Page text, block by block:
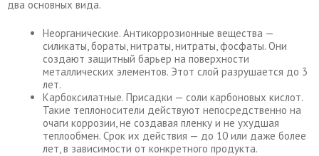
два основных вида.
Неорганические. Антикоррозионные вещества —
силикаты, бораты, нитраты, нитраты, фосфаты. Они
создают защитный барьер на поверхности
металлических элементов. Этот слой разрушается до 3
лет.
Карбоксилатные. Присадки — соли карбоновых кислот.
Такие теплоносители действуют непосредственно на
очаги коррозии, не создавая пленку и не ухудшая
теплообмен. Срок их действия — до 10 или даже более
лет, в зависимости от конкретного продукта.